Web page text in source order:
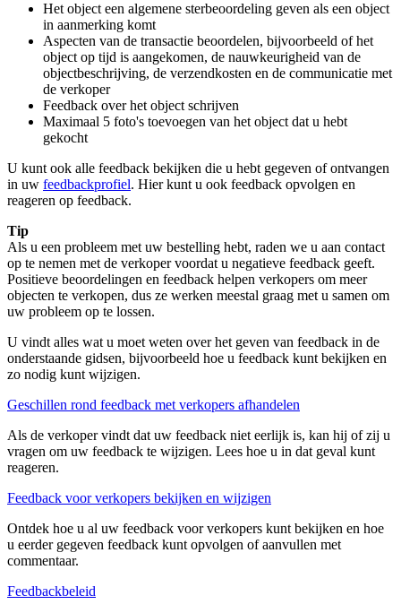
Het object een algemene sterbeoordeling geven als een object
in aanmerking komt
Aspecten van de transactie beoordelen, bijvoorbeeld of het
object op tijd is aangekomen, de nauwkeurigheid van de
objectbeschrijving, de verzendkosten en de communicatie met
de verkoper
Feedback over het object schrijven
Maximaal 5 foto's toevoegen van het object dat u hebt
gekocht
U kunt ook alle feedback bekijken die u hebt gegeven of ontvangen
in uw feedbackprofiel. Hier kunt u ook feedback opvolgen en
reageren op feedback.
Tip
Als u een probleem met uw bestelling hebt, raden we u aan contact
op te nemen met de verkoper voordat u negatieve feedback geeft.
Positieve beoordelingen en feedback helpen verkopers om meer
objecten te verkopen, dus ze werken meestal graag met u samen om
uw probleem op te lossen.
U vindt alles wat u moet weten over het geven van feedback in de
onderstaande gidsen, bijvoorbeeld hoe u feedback kunt bekijken en
zo nodig kunt wijzigen.
Geschillen rond feedback met verkopers afhandelen
Als de verkoper vindt dat uw feedback niet eerlijk is, kan hij of zij u
vragen om uw feedback te wijzigen. Lees hoe u in dat geval kunt
reageren.
Feedback voor verkopers bekijken en wijzigen
Ontdek hoe u al uw feedback voor verkopers kunt bekijken en hoe
u eerder gegeven feedback kunt opvolgen of aanvullen met
commentaar.
Feedbackbeleid